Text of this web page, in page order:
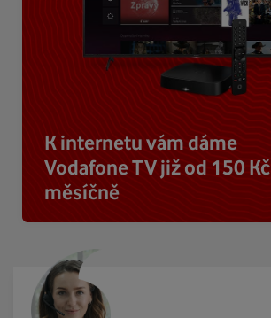
K internetu vám dáme
Vodafone TV již od 150 Kč
měsíčně